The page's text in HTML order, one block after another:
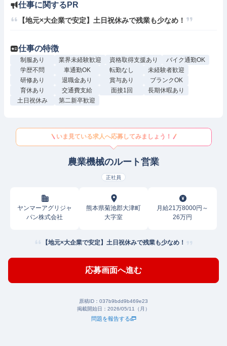
仕事に関するPR
【地元×大企業で安定】土日祝休みで残業も少なめ！
仕事の特徴
制服あり 業界未経験歓迎 資格取得支援あり
バイク通勤OK
学歴不問
車通勤OK 転勤なし
未経験者歓迎
研修あり
退職金あり 賞与あり
ブランクOK
育休あり
交通費支給 面接1回
長期休暇あり
土日祝休み
第二新卒歓迎
いま見ている求人へ応募してみましょう！
農業機械のルート営業
正社員
ヤンマーアグリジャ
パン株式会社
熊本県菊池郡大津町
大字室
月給21万8000円～
26万円
【地元×大企業で安定】土日祝休みで残業も少なめ！
応募画面へ進む
原稿ID： 037b9bdd9b469e23
掲載開始日： 2026/05/11（月）
問題を報告する